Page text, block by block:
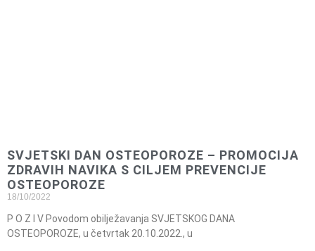
SVJETSKI DAN OSTEOPOROZE – PROMOCIJA
ZDRAVIH NAVIKA S CILJEM PREVENCIJE
OSTEOPOROZE
18/10/2022
P O Z I V Povodom obilježavanja SVJETSKOG DANA
OSTEOPOROZE, u četvrtak 20.10.2022., u